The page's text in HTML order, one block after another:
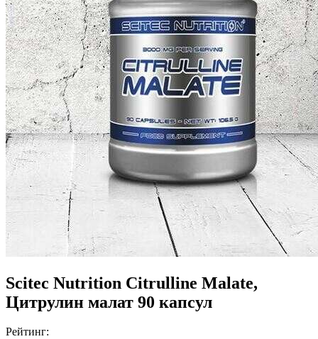
Scitec Nutrition Citrulline Malate,
Цитрулин малат 90 капсул
Рейтинг: